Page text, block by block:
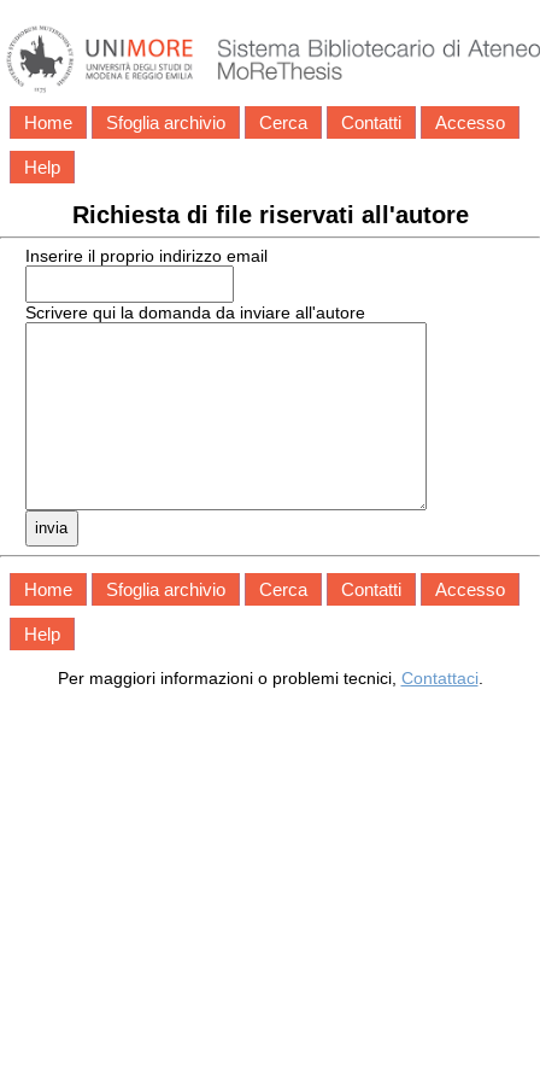
Home Sfoglia archivio Cerca Contatti Accesso
Help
Richiesta di file riservati all'autore
Inserire il proprio indirizzo email
Scrivere qui la domanda da inviare all'autore
Home Sfoglia archivio Cerca Contatti Accesso
Help
Per maggiori informazioni o problemi tecnici, Contattaci.